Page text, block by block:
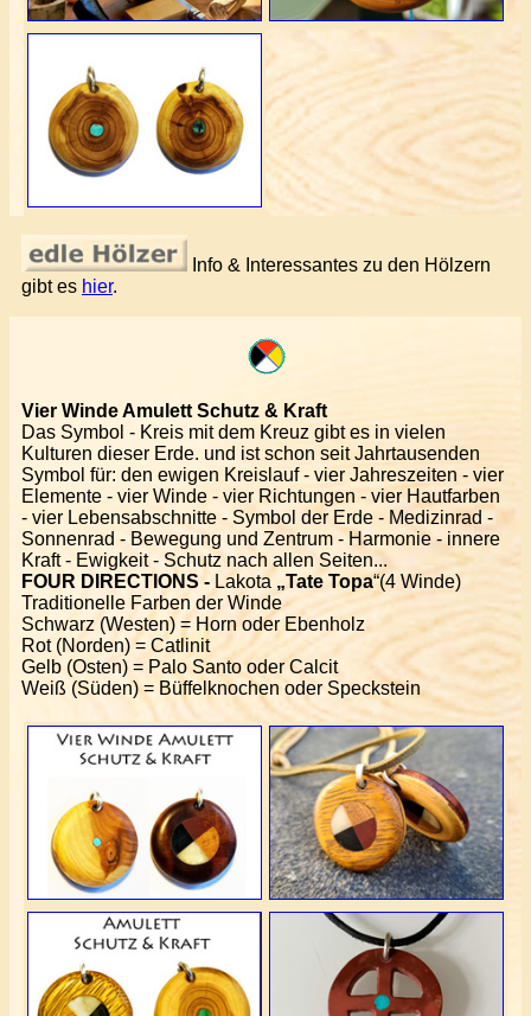
Info & Interessantes zu den Hölzern
gibt es hier.
Vier Winde Amulett Schutz & Kraft
Das Symbol - Kreis mit dem Kreuz gibt es in vielen
Kulturen dieser Erde. und ist schon seit Jahrtausenden
Symbol für: den ewigen Kreislauf - vier Jahreszeiten - vier
Elemente - vier Winde - vier Richtungen - vier Hautfarben
- vier Lebensabschnitte - Symbol der Erde - Medizinrad -
Sonnenrad - Bewegung und Zentrum - Harmonie - innere
Kraft - Ewigkeit - Schutz nach allen Seiten...
FOUR DIRECTIONS - Lakota „Tate Topa“(4 Winde)
Traditionelle Farben der Winde
Schwarz (Westen) = Horn oder Ebenholz
Rot (Norden) = Catlinit
Gelb (Osten) = Palo Santo oder Calcit
Weiß (Süden) = Büffelknochen oder Speckstein